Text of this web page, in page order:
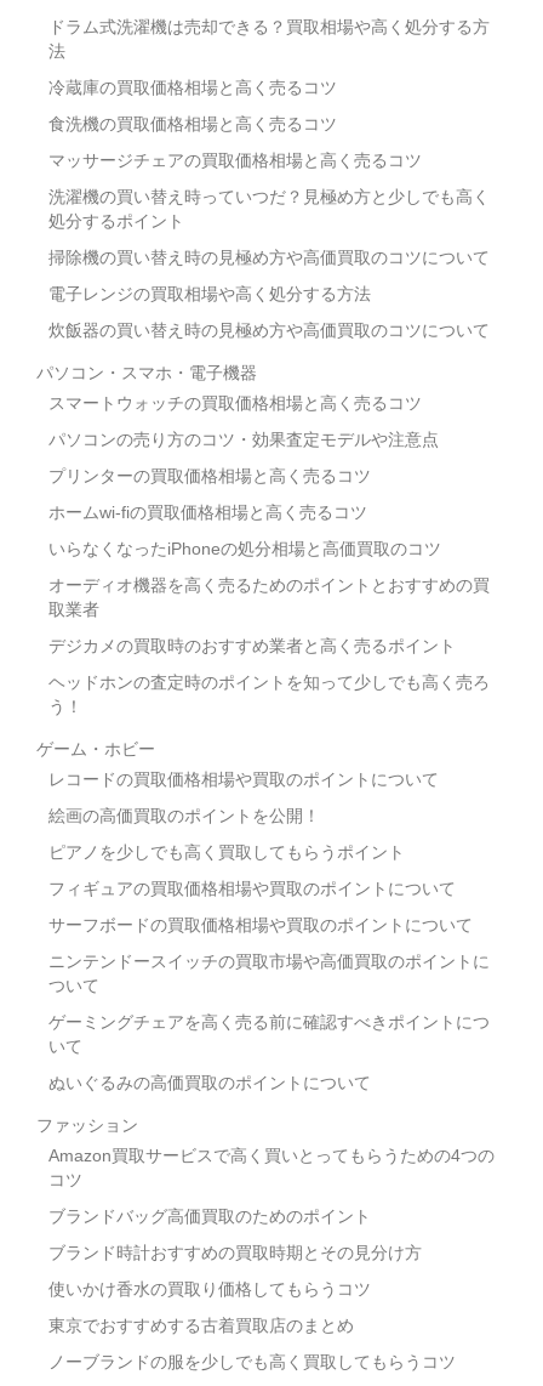
ドラム式洗濯機は売却できる？買取相場や高く処分する方
法
冷蔵庫の買取価格相場と高く売るコツ
食洗機の買取価格相場と高く売るコツ
マッサージチェアの買取価格相場と高く売るコツ
洗濯機の買い替え時っていつだ？見極め方と少しでも高く
処分するポイント
掃除機の買い替え時の見極め方や高価買取のコツについて
電子レンジの買取相場や高く処分する方法
炊飯器の買い替え時の見極め方や高価買取のコツについて
パソコン・スマホ・電子機器
スマートウォッチの買取価格相場と高く売るコツ
パソコンの売り方のコツ・効果査定モデルや注意点
プリンターの買取価格相場と高く売るコツ
ホームwi-fiの買取価格相場と高く売るコツ
いらなくなったiPhoneの処分相場と高価買取のコツ
オーディオ機器を高く売るためのポイントとおすすめの買
取業者
デジカメの買取時のおすすめ業者と高く売るポイント
ヘッドホンの査定時のポイントを知って少しでも高く売ろ
う！
ゲーム・ホビー
レコードの買取価格相場や買取のポイントについて
絵画の高価買取のポイントを公開！
ピアノを少しでも高く買取してもらうポイント
フィギュアの買取価格相場や買取のポイントについて
サーフボードの買取価格相場や買取のポイントについて
ニンテンドースイッチの買取市場や高価買取のポイントに
ついて
ゲーミングチェアを高く売る前に確認すべきポイントにつ
いて
ぬいぐるみの高価買取のポイントについて
ファッション
Amazon買取サービスで高く買いとってもらうための4つの
コツ
ブランドバッグ高価買取のためのポイント
ブランド時計おすすめの買取時期とその見分け方
使いかけ香水の買取り価格してもらうコツ
東京でおすすめする古着買取店のまとめ
ノーブランドの服を少しでも高く買取してもらうコツ